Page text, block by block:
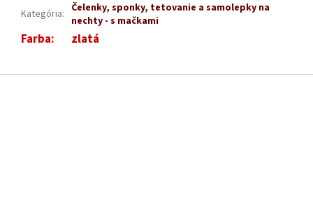
Kategória: Čelenky, sponky, tetovanie a samolepky na
nechty - s mačkami
Farba: zlatá